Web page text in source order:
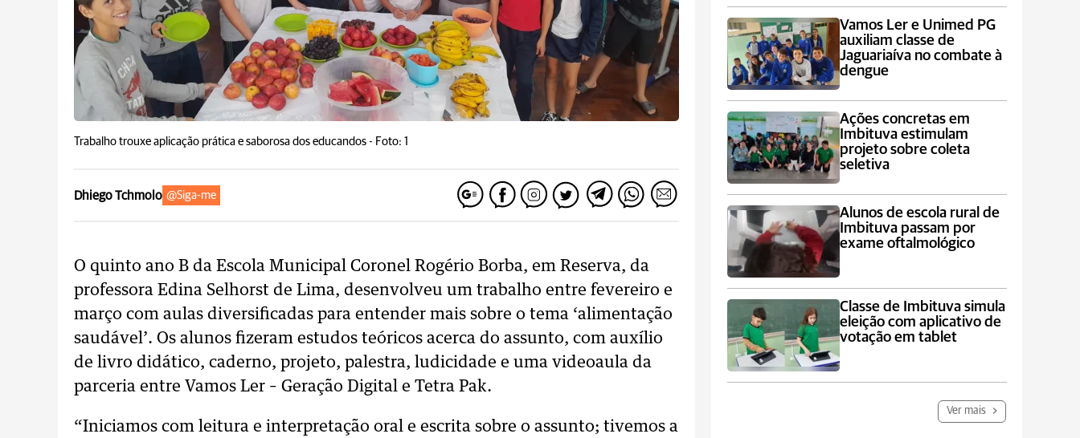
Trabalho trouxe aplicação prática e saborosa dos educandos - Foto: 1
Dhiego Tchmolo @Siga-me
O quinto ano B da Escola Municipal Coronel Rogério Borba, em Reserva, da
professora Edina Selhorst de Lima, desenvolveu um trabalho entre fevereiro e
março com aulas diversificadas para entender mais sobre o tema ‘alimentação
saudável’. Os alunos fizeram estudos teóricos acerca do assunto, com auxílio
de livro didático, caderno, projeto, palestra, ludicidade e uma videoaula da
parceria entre Vamos Ler – Geração Digital e Tetra Pak.
“Iniciamos com leitura e interpretação oral e escrita sobre o assunto; tivemos a
Vamos Ler e Unimed PG
auxiliam classe de
Jaguariaíva no combate à
dengue
Ações concretas em
Imbituva estimulam
projeto sobre coleta
seletiva
Alunos de escola rural de
Imbituva passam por
exame oftalmológico
Classe de Imbituva simula
eleição com aplicativo de
votação em tablet
Ver mais